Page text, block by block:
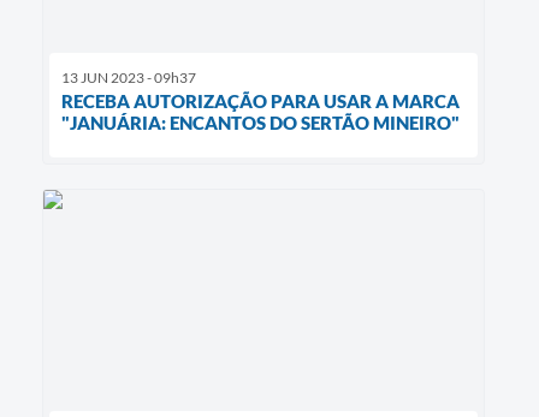
13 JUN 2023 - 09h37
RECEBA AUTORIZAÇÃO PARA USAR A MARCA
"JANUÁRIA: ENCANTOS DO SERTÃO MINEIRO"